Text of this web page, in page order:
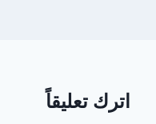
اترك تعليقاً